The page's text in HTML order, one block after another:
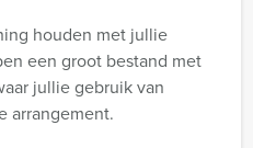
houden met jullie
een groot bestand met
jullie gebruik van
arrangement.